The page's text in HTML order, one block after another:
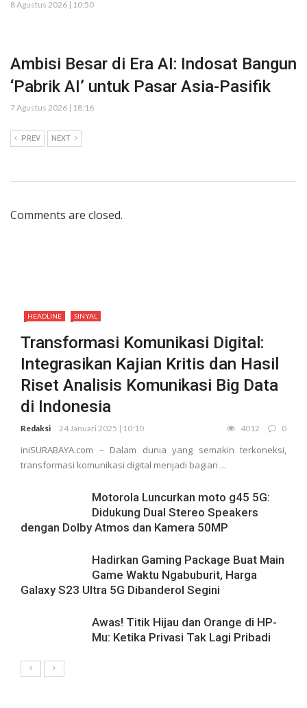
8 Agustus 2026 | 10:50
Ambisi Besar di Era AI: Indosat Bangun
‘Pabrik AI’ untuk Pasar Asia-Pasifik
7 Agustus 2026 | 18:16
PREV NEXT
Comments are closed.
HEADLINE SINYAL
Transformasi Komunikasi Digital:
Integrasikan Kajian Kritis dan Hasil
Riset Analisis Komunikasi Big Data
di Indonesia
Redaksi 24 Januari 2025 | 10:10 4012 0
iniSURABAYA.com – Dalam dunia yang semakin terkoneksi,
transformasi komunikasi digital menjadi bagian ...
Motorola Luncurkan moto g45 5G:
Didukung Dual Stereo Speakers
dengan Dolby Atmos dan Kamera 50MP
Hadirkan Gaming Package Buat Main
Game Waktu Ngabuburit, Harga
Galaxy S23 Ultra 5G Dibanderol Segini
Awas! Titik Hijau dan Orange di HP-
Mu: Ketika Privasi Tak Lagi Pribadi